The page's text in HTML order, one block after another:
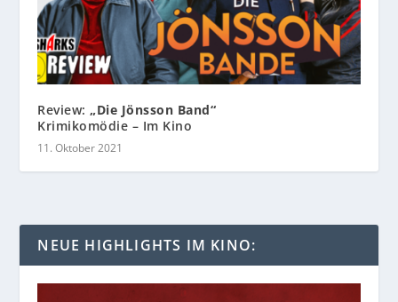
Review: „Die Jönsson Band“
Krimikomödie – Im Kino
11. Oktober 2021
NEUE HIGHLIGHTS IM KINO: